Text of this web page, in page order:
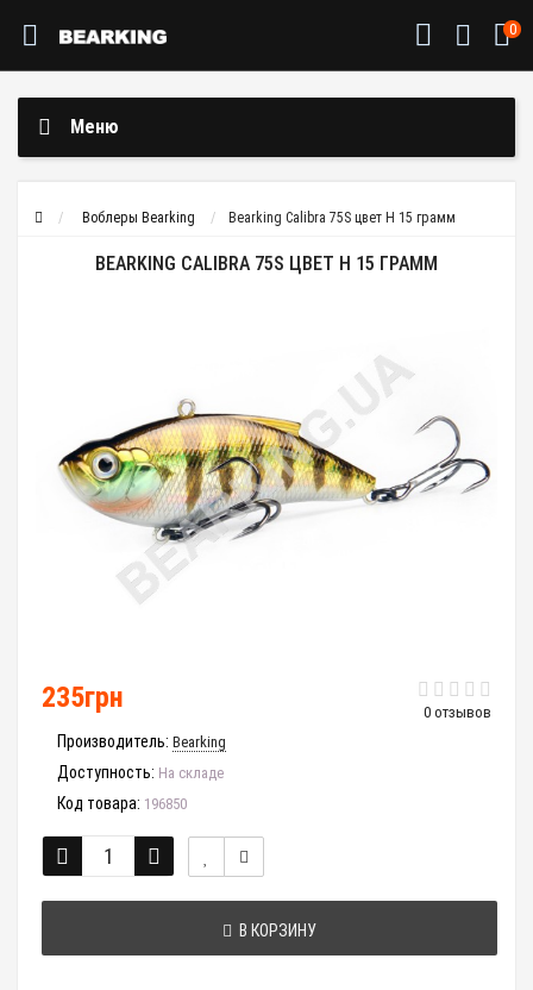
0
Меню
Воблеры Bearking Bearking Calibra 75S цвет H 15 грамм
BEARKING CALIBRA 75S ЦВЕТ H 15 ГРАММ
0 отзывов
235грн
Производитель: Bearking
Доступность: На складе
Код товара: 196850
В КОРЗИНУ